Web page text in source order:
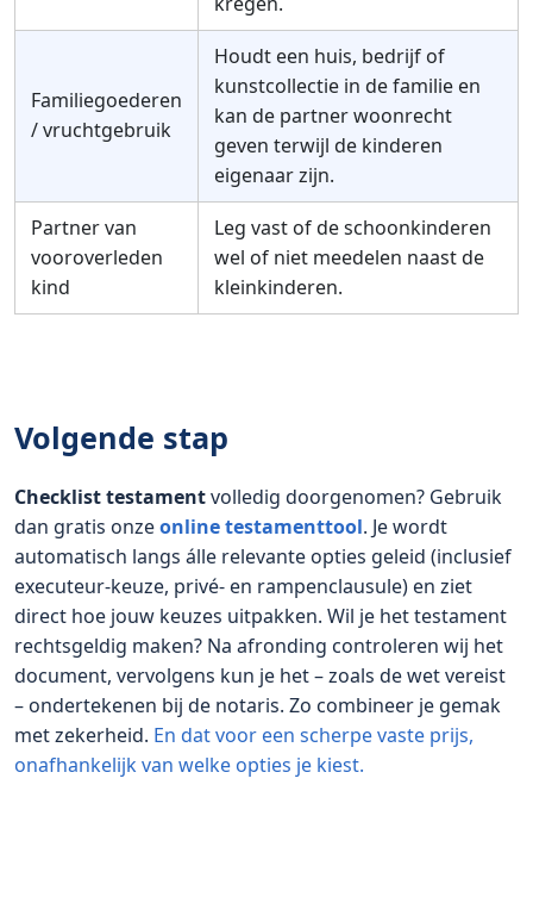
Familiegoederen
/ vruchtgebruik
Houdt een huis, bedrijf of
kunstcollectie in de familie en
kan de partner woonrecht
geven terwijl de kinderen
eigenaar zijn.
Partner van
vooroverleden
kind
Leg vast of de schoonkinderen
wel of niet meedelen naast de
kleinkinderen.
Volgende stap
Checklist testamentvolledig doorgenomen? Gebruik
dan gratis onzeonline ­testamenttool. Je wordt
automatisch langs álle relevante opties geleid (inclusief
executeur-keuze, privé- en rampenclausule) en ziet
direct hoe jouw keuzes uitpakken. Wil je het testament
rechtsgeldig maken? Na afronding controleren wij het
document, vervolgens kun je het – zoals de wet vereist
– ondertekenen bij de notaris. Zo combineer je gemak
met zekerheid. En dat voor een scherpe vaste prijs,
onafhankelijk van welke opties je kiest.